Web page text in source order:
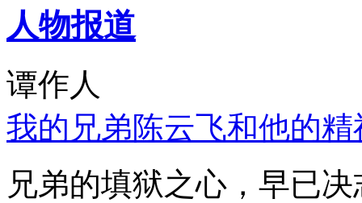
人物报道
谭作人
我的兄弟陈云飞和他的
兄弟的填狱之心，早已